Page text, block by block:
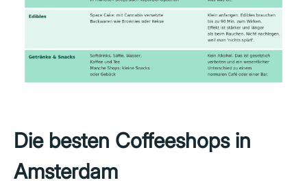
Die besten Coffeeshops in
Amsterdam